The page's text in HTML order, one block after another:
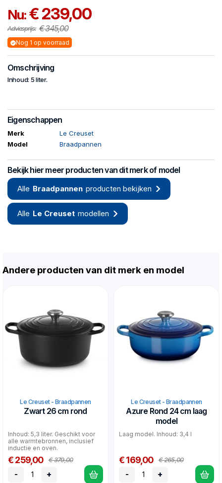
Nu:€ 239,00
Adviesprijs: € 345,00
Nog 1 op voorraad
Omschrijving
Inhoud: 5 liter.
Eigenschappen
Merk
Le Creuset
Model
Braadpannen
Bekijk hier meer producten van dit merk of model
Alle Braadpannen producten bekijken
Alle Le Creuset modellen
Andere producten van dit merk en model
Le Creuset - Braadpannen
Zwart 26 cm rond
Inhoud: 5,3 liter. Geschikt voor
alle warmtebronnen, inclusief
inductie en oven.
€ 259,00 € 379,00
- +
Le Creuset - Braadpannen
Azure Rond 24 cm laag
model
Laag model. Inhoud: 3,4 l
€ 169,00 € 265,00
- +